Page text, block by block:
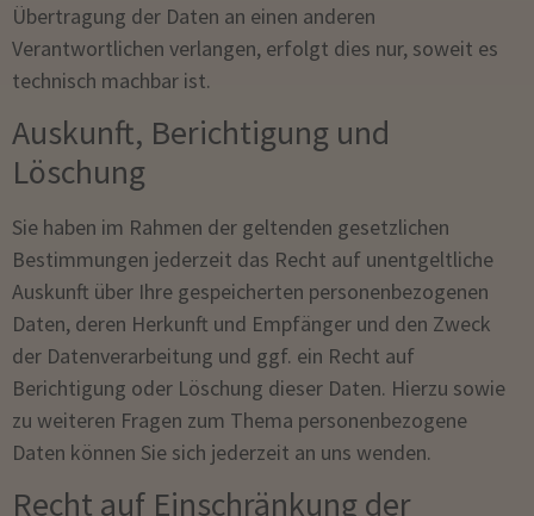
Übertragung der Daten an einen anderen
Verantwortlichen verlangen, erfolgt dies nur, soweit es
technisch machbar ist.
Auskunft, Berichtigung und
Löschung
Sie haben im Rahmen der geltenden gesetzlichen
Bestimmungen jederzeit das Recht auf unentgeltliche
Auskunft über Ihre gespeicherten personenbezogenen
Daten, deren Herkunft und Empfänger und den Zweck
der Datenverarbeitung und ggf. ein Recht auf
Berichtigung oder Löschung dieser Daten. Hierzu sowie
zu weiteren Fragen zum Thema personenbezogene
Daten können Sie sich jederzeit an uns wenden.
Recht auf Einschränkung der